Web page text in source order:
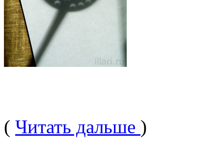
( Читать дальше )